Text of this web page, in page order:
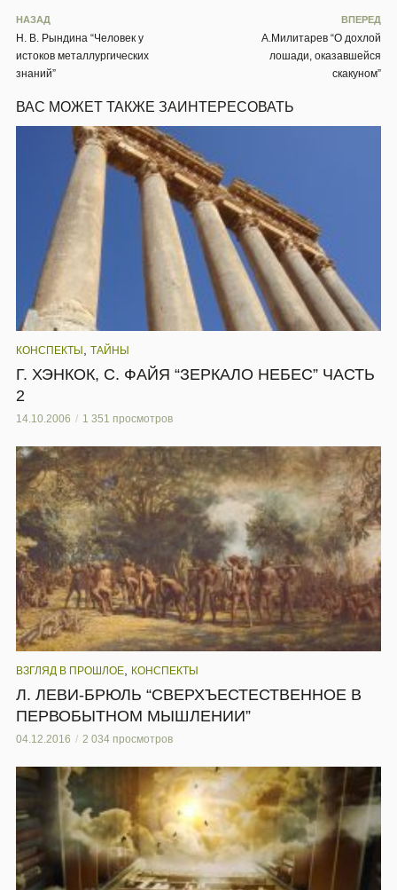
НАЗАД
Н. В. Рындина “Человек у
истоков металлургических
знаний”
ВПЕРЕД
А.Милитарев “О дохлой
лошади, оказавшейся
скакуном”
ВАС МОЖЕТ ТАКЖЕ ЗАИНТЕРЕСОВАТЬ
КОНСПЕКТЫ ТАЙНЫ
Г. ХЭНКОК, С. ФАЙЯ “ЗЕРКАЛО НЕБЕС” ЧАСТЬ
2
14.10.2006 1 351 просмотров
ВЗГЛЯД В ПРОШЛОЕ КОНСПЕКТЫ
Л. ЛЕВИ-БРЮЛЬ “СВЕРХЪЕСТЕСТВЕННОЕ В
ПЕРВОБЫТНОМ МЫШЛЕНИИ”
04.12.2016 2 034 просмотров